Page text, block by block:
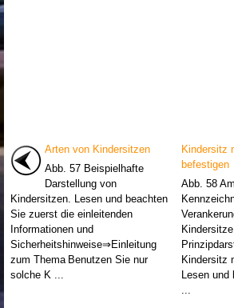
Arten von Kindersitzen
Abb. 57 Beispielhafte
Darstellung von
Kindersitzen. Lesen und beachten
Sie zuerst die einleitenden
Informationen und
Sicherheitshinweise⇒Einleitung
zum Thema Benutzen Sie nur
solche K ...
Kindersitz
befestigen
Abb. 58
Kindersitz
Lesen und
...